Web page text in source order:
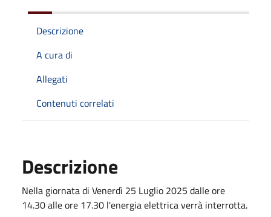
Descrizione
A cura di
Allegati
Contenuti correlati
Descrizione
Nella giornata di Venerdì 25 Luglio 2025 dalle ore
14.30 alle ore 17.30 l'energia elettrica verrà interrotta.